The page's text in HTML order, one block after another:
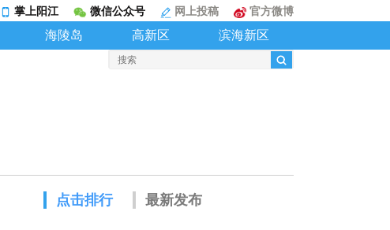
掌上阳江 微信公众号 网上投稿 官方微博
海陵岛 高新区 滨海新区
点击排行 最新发布